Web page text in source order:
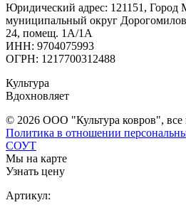
Юридический адрес: 121151, Город
муниципальный округ
24, помещ. 1А/1А
ИНН: 9704075993
ОГРН: 1217700312488
Культура
Вдохновляет
© 2026 ООО "Культура ковров",
Политика в отношении
СОУТ
Мы на карте
Узнать цену
Артикул: